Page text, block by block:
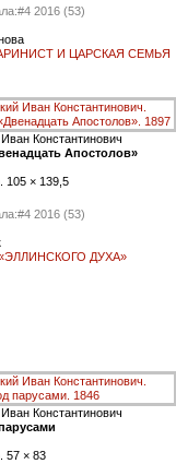
#4 2016 (53)
И ЦАРСКАЯ СЕМЬЯ
Константинович
Апостолов»
105 × 139,5
#4 2016 (53)
ДУХА»
Константинович
57 × 83